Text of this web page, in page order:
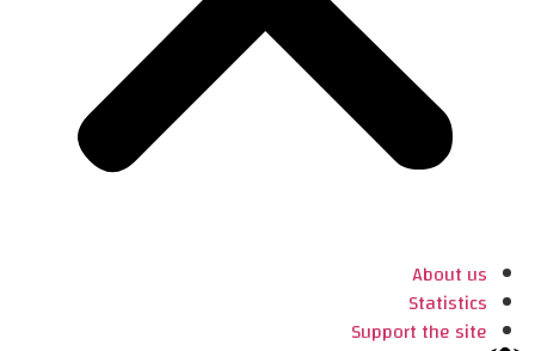
About us
Statistics
Support the site